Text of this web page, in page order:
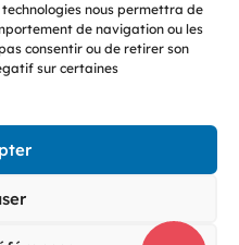
nous permettra de
de navigation ou les
consentir ou de retirer son
sur certaines